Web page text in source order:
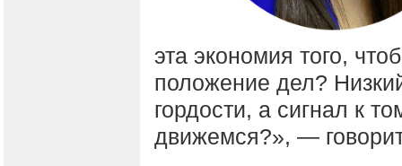
эта экономия того,
положение дел?
гордости, а сигнал к
движемся?», —